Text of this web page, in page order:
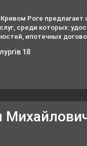
Роге предлагает
среди которых:
ипотечных
документов.
18